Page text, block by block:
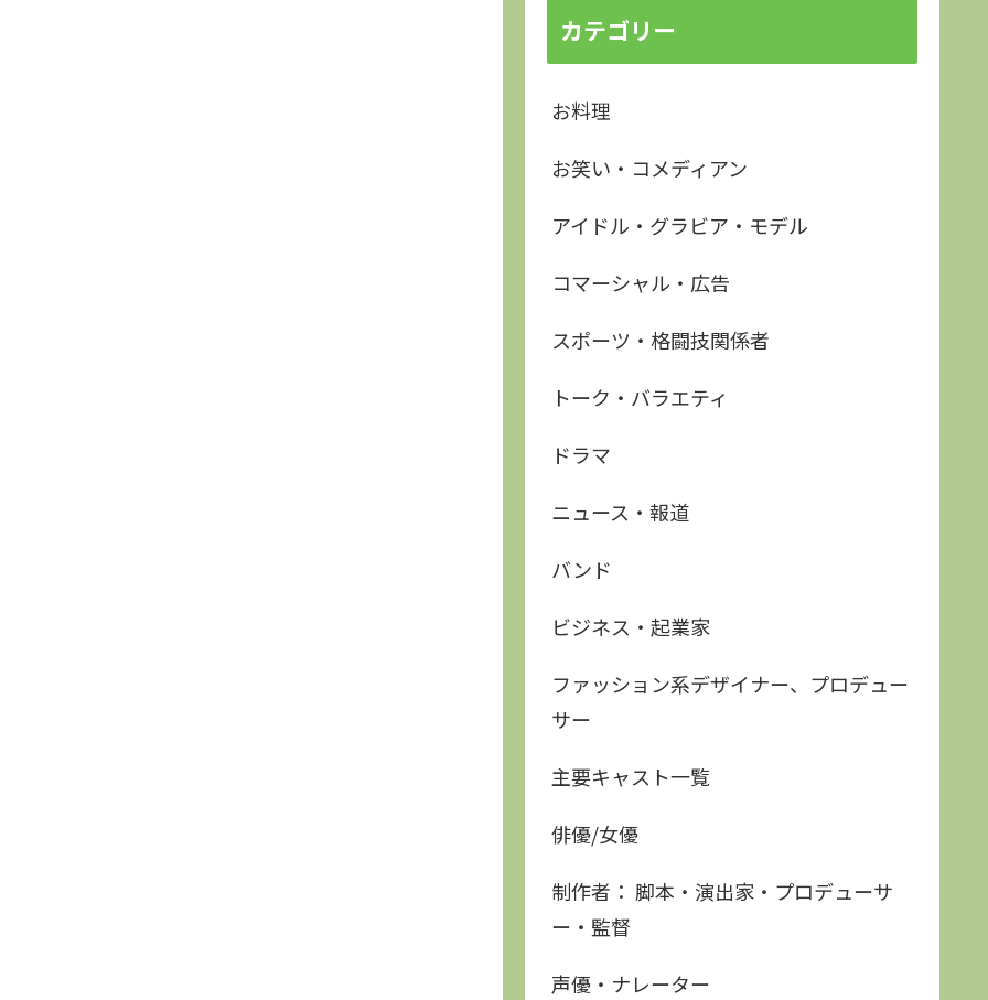
カテゴリー
お料理
お笑い・コメディアン
アイドル・グラビア・モデル
コマーシャル・広告
スポーツ・格闘技関係者
トーク・バラエティ
ドラマ
ニュース・報道
バンド
ビジネス・起業家
ファッション系デザイナー、プロデュー
サー
主要キャスト一覧
俳優/女優
制作者： 脚本・演出家・プロデューサ
ー・監督
声優・ナレーター